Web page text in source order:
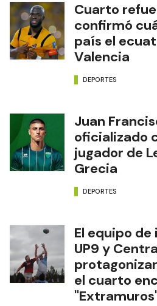
Cuarto
confirmó
país el
Valencia
DEPORTES
Juan
oficializado
jugador de
Grecia
DEPORTES
El equipo
UP9 y
el cuarto